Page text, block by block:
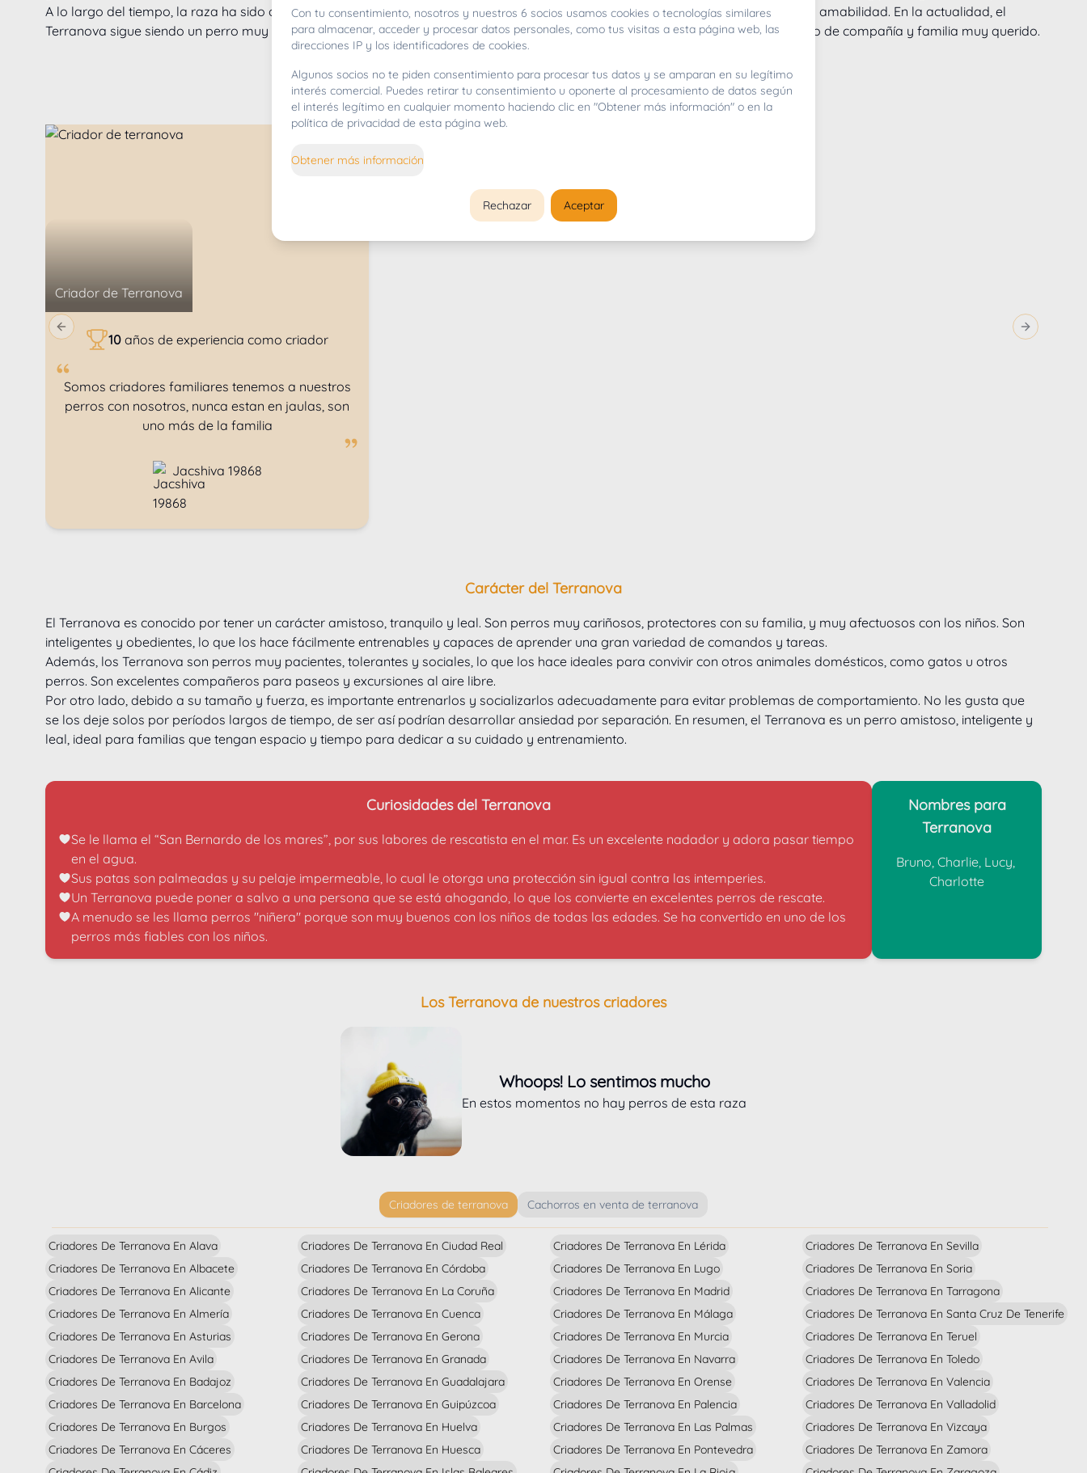
A lo largo del tiempo, la raza ha sido objeto de mejoras y se ha seleccionado por su temperamento tranquilo, su inteligencia y su amabilidad. En la actualidad, el
Terranova sigue siendo un perro muy valorado por su gran tamaño, su fuerza, su lealtad y su amistad, convirtiéndose en un perro de compañía y familia muy querido.
Criadores de Terranova
Criador de Terranova
10 años de experiencia como criador
Somos criadores familiares tenemos a nuestros
perros con nosotros, nunca estan en jaulas, son
uno más de la familia
Jacshiva 19868
Previous slide Next slide
Carácter del Terranova
El Terranova es conocido por tener un carácter amistoso, tranquilo y leal. Son perros muy cariñosos, protectores con su familia, y muy afectuosos con los niños. Son
inteligentes y obedientes, lo que los hace fácilmente entrenables y capaces de aprender una gran variedad de comandos y tareas.
Además, los Terranova son perros muy pacientes, tolerantes y sociales, lo que los hace ideales para convivir con otros animales domésticos, como gatos u otros
perros. Son excelentes compañeros para paseos y excursiones al aire libre.
Por otro lado, debido a su tamaño y fuerza, es importante entrenarlos y socializarlos adecuadamente para evitar problemas de comportamiento. No les gusta que
se los deje solos por períodos largos de tiempo, de ser así podrían desarrollar ansiedad por separación. En resumen, el Terranova es un perro amistoso, inteligente y
leal, ideal para familias que tengan espacio y tiempo para dedicar a su cuidado y entrenamiento.
Curiosidades del Terranova
Se le llama el “San Bernardo de los mares”, por sus labores de rescatista en el mar. Es un excelente nadador y adora pasar tiempo
en el agua.
Sus patas son palmeadas y su pelaje impermeable, lo cual le otorga una protección sin igual contra las intemperies.
Un Terranova puede poner a salvo a una persona que se está ahogando, lo que los convierte en excelentes perros de rescate.
A menudo se les llama perros "niñera" porque son muy buenos con los niños de todas las edades. Se ha convertido en uno de los
perros más fiables con los niños.
Nombres para
Terranova
Bruno, Charlie, Lucy,
Charlotte
Los Terranova de nuestros criadores
Whoops! Lo sentimos mucho
En estos momentos no hay perros de esta raza
Criadores de terranova Cachorros en venta de terranova
Criadores De Terranova En Alava
Criadores De Terranova En Albacete
Criadores De Terranova En Alicante
Criadores De Terranova En Almería
Criadores De Terranova En Asturias
Criadores De Terranova En Avila
Criadores De Terranova En Badajoz
Criadores De Terranova En Barcelona
Criadores De Terranova En Burgos
Criadores De Terranova En Cáceres
Criadores De Terranova En Ciudad Real
Criadores De Terranova En Córdoba
Criadores De Terranova En La Coruña
Criadores De Terranova En Cuenca
Criadores De Terranova En Gerona
Criadores De Terranova En Granada
Criadores De Terranova En Guadalajara
Criadores De Terranova En Guipúzcoa
Criadores De Terranova En Huelva
Criadores De Terranova En Huesca
Criadores De Terranova En Lérida
Criadores De Terranova En Lugo
Criadores De Terranova En Madrid
Criadores De Terranova En Málaga
Criadores De Terranova En Murcia
Criadores De Terranova En Navarra
Criadores De Terranova En Orense
Criadores De Terranova En Palencia
Criadores De Terranova En Las Palmas
Criadores De Terranova En Pontevedra
Criadores De Terranova En Sevilla
Criadores De Terranova En Soria
Criadores De Terranova En Tarragona
Criadores De Terranova En Santa Cruz De Tenerife
Criadores De Terranova En Teruel
Criadores De Terranova En Toledo
Criadores De Terranova En Valencia
Criadores De Terranova En Valladolid
Criadores De Terranova En Vizcaya
Criadores De Terranova En Zamora
Con tu consentimiento, nosotros y nuestros 6 socios usamos cookies o tecnologías similares
para almacenar, acceder y procesar datos personales, como tus visitas a esta página web, las
direcciones IP y los identificadores de cookies.
Algunos socios no te piden consentimiento para procesar tus datos y se amparan en su legítimo
interés comercial. Puedes retirar tu consentimiento u oponerte al procesamiento de datos según
el interés legítimo en cualquier momento haciendo clic en "Obtener más información" o en la
política de privacidad de esta página web.
Obtener más información
Rechazar Aceptar